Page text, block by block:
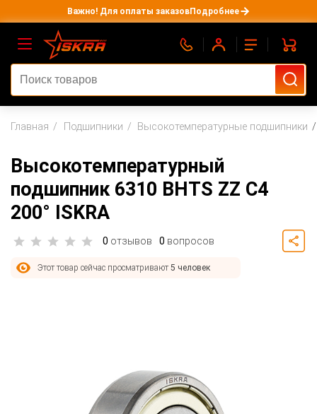
Важно! Для оплаты заказовПодробнее
Главная Подшипники Высокотемпературные подшипники
Высокотемпературный
подшипник 6310 BHTS ZZ C4
200° ISKRA
0 отзывов 0 вопросов
Этот товар сейчас просматривают5 человек